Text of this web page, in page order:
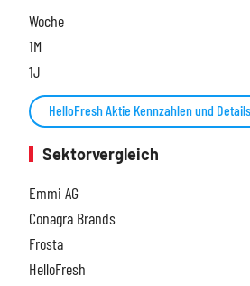
Woche
1M
1J
HelloFresh Aktie Kennzahlen und Details
Sektorvergleich
Emmi AG
Conagra Brands
Frosta
HelloFresh